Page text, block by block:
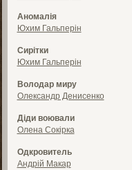
Аномалія
Юхим Гальперін
Сирітки
Юхим Гальперін
Володар миру
Олександр Денисенко
Діди воювали
Олена Сокірка
Одкровитель
Андрій Макар